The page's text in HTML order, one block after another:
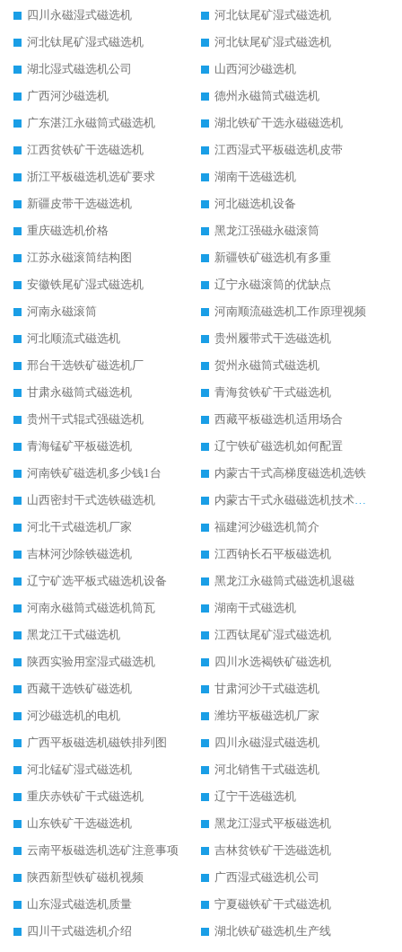
四川永磁湿式磁选机
河北钛尾矿湿式磁选机
河北钛尾矿湿式磁选机
河北钛尾矿湿式磁选机
湖北湿式磁选机公司
山西河沙磁选机
广西河沙磁选机
德州永磁筒式磁选机
广东湛江永磁筒式磁选机
湖北铁矿干选永磁磁选机
江西贫铁矿干选磁选机
江西湿式平板磁选机皮带
浙江平板磁选机选矿要求
湖南干选磁选机
新疆皮带干选磁选机
河北磁选机设备
重庆磁选机价格
黑龙江强磁永磁滚筒
江苏永磁滚筒结构图
新疆铁矿磁选机有多重
安徽铁尾矿湿式磁选机
辽宁永磁滚筒的优缺点
河南永磁滚筒
河南顺流磁选机工作原理视频
河北顺流式磁选机
贵州履带式干选磁选机
邢台干选铁矿磁选机厂
贺州永磁筒式磁选机
甘肃永磁筒式磁选机
青海贫铁矿干式磁选机
贵州干式辊式强磁选机
西藏平板磁选机适用场合
青海锰矿平板磁选机
辽宁铁矿磁选机如何配置
河南铁矿磁选机多少钱1台
内蒙古干式高梯度磁选机选铁
山西密封干式选铁磁选机
内蒙古干式永磁磁选机技术要求
河北干式磁选机厂家
福建河沙磁选机简介
吉林河沙除铁磁选机
江西钠长石平板磁选机
辽宁矿选平板式磁选机设备
黑龙江永磁筒式磁选机退磁
河南永磁筒式磁选机筒瓦
湖南干式磁选机
黑龙江干式磁选机
江西钛尾矿湿式磁选机
陕西实验用室湿式磁选机
四川水选褐铁矿磁选机
西藏干选铁矿磁选机
甘肃河沙干式磁选机
河沙磁选机的电机
潍坊平板磁选机厂家
广西平板磁选机磁铁排列图
四川永磁湿式磁选机
河北锰矿湿式磁选机
河北销售干式磁选机
重庆赤铁矿干式磁选机
辽宁干选磁选机
山东铁矿干选磁选机
黑龙江湿式平板磁选机
云南平板磁选机选矿注意事项
吉林贫铁矿干选磁选机
陕西新型铁矿磁机视频
广西湿式磁选机公司
山东湿式磁选机质量
宁夏磁铁矿干式磁选机
四川干式磁选机介绍
湖北铁矿磁选机生产线